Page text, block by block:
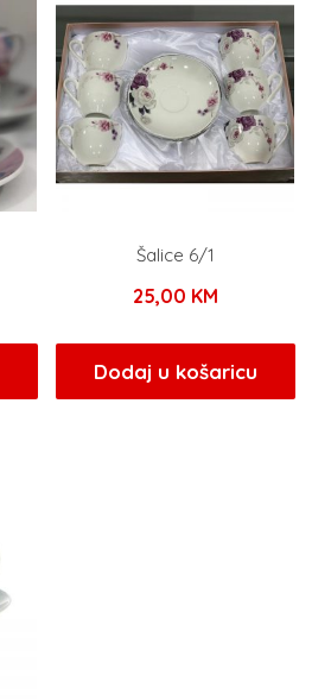
Šalice 6/1
25,00 KM
Dodaj u košaricu